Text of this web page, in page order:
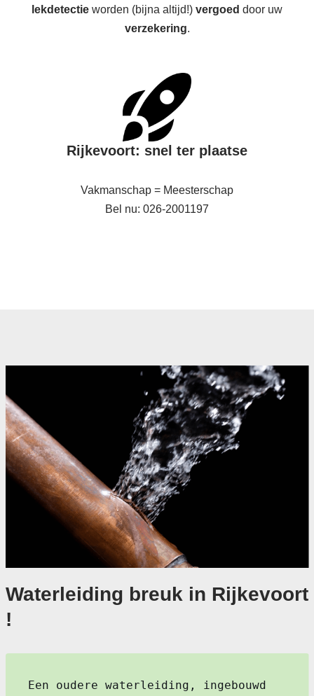
lekdetectie worden (bijna altijd!) vergoed door uw
verzekering.
Rijkevoort: snel ter plaatse
Vakmanschap = Meesterschap
Bel nu: 026-2001197
Waterleiding breuk in Rijkevoort
!
Een oudere waterleiding, ingebouwd